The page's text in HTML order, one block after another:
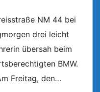
NM 44 bei
drei leicht
übersah beim
BMW.
Freitag, den…